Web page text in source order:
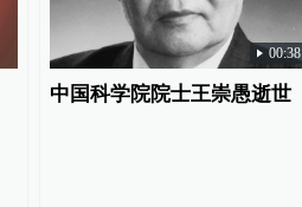
00:38
中国科学院院士王崇愚逝世